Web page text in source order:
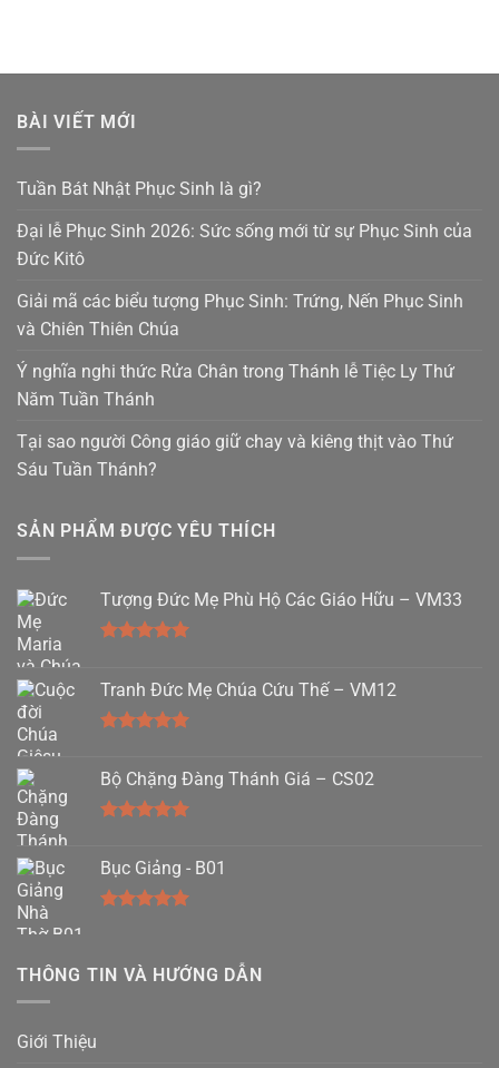
BÀI VIẾT MỚI
Tuần Bát Nhật Phục Sinh là gì?
Đại lễ Phục Sinh 2026: Sức sống mới từ sự Phục Sinh của
Đức Kitô
Giải mã các biểu tượng Phục Sinh: Trứng, Nến Phục Sinh
và Chiên Thiên Chúa
Ý nghĩa nghi thức Rửa Chân trong Thánh lễ Tiệc Ly Thứ
Năm Tuần Thánh
Tại sao người Công giáo giữ chay và kiêng thịt vào Thứ
Sáu Tuần Thánh?
SẢN PHẨM ĐƯỢC YÊU THÍCH
Tượng Đức Mẹ Phù Hộ Các Giáo Hữu – VM33
5 sao
Tranh Đức Mẹ Chúa Cứu Thế – VM12
5 sao
Bộ Chặng Đàng Thánh Giá – CS02
5 sao
Bục Giảng - B01
THÔNG TIN VÀ HƯỚNG DẪN
Giới Thiệu